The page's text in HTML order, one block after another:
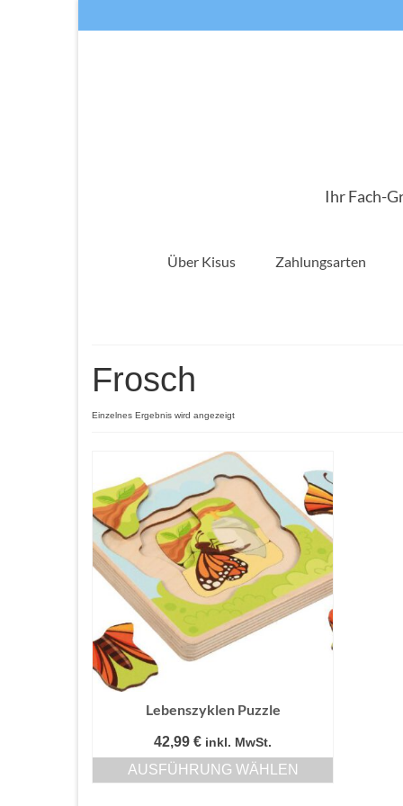
Ihr Fach-
Über Kisus Zahlungsarten
Frosch
Einzelnes Ergebnis wird angezeigt
Lebenszyklen Puzzle
42,99€ inkl. MwSt.
AUSFÜHRUNG WÄHLEN